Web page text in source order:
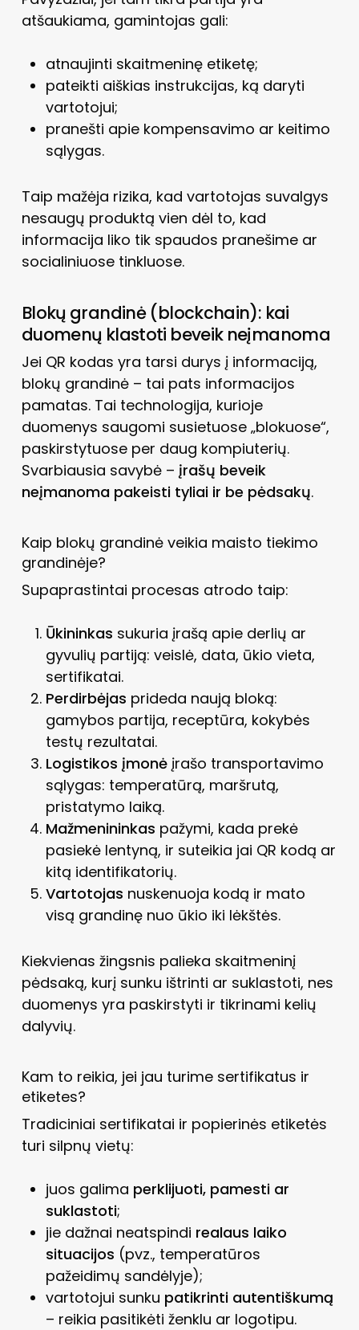
atšaukiama, gamintojas gali:
atnaujinti skaitmeninę etiketę;
pateikti aiškias instrukcijas, ką daryti
vartotojui;
pranešti apie kompensavimo ar keitimo
sąlygas.
Taip mažėja rizika, kad vartotojas suvalgys
nesaugų produktą vien dėl to, kad
informacija liko tik spaudos pranešime ar
socialiniuose tinkluose.
Blokų grandinė (blockchain): kai
duomenų klastoti beveik neįmanoma
Jei QR kodas yra tarsi durys į informaciją,
blokų grandinė – tai pats informacijos
pamatas. Tai technologija, kurioje
duomenys saugomi susietuose „blokuose“,
paskirstytuose per daug kompiuterių.
Svarbiausia savybė – įrašų beveik
neįmanoma pakeisti tyliai ir be pėdsakų.
Kaip blokų grandinė veikia maisto tiekimo
grandinėje?
Supaprastintai procesas atrodo taip:
Ūkininkas sukuria įrašą apie derlių ar
gyvulių partiją: veislė, data, ūkio vieta,
sertifikatai.
Perdirbėjas prideda naują bloką:
gamybos partija, receptūra, kokybės
testų rezultatai.
Logistikos įmonėįrašo transportavimo
sąlygas: temperatūrą, maršrutą,
pristatymo laiką.
Mažmenininkas pažymi, kada prekė
pasiekė lentyną, ir suteikia jai QR kodą ar
kitą identifikatorių.
Vartotojas nuskenuoja kodą ir mato
visą grandinę nuo ūkio iki lėkštės.
Kiekvienas žingsnis palieka skaitmeninį
pėdsaką, kurį sunku ištrinti ar suklastoti, nes
duomenys yra paskirstyti ir tikrinami kelių
dalyvių.
Kam to reikia, jei jau turime sertifikatus ir
etiketes?
Tradiciniai sertifikatai ir popierinės etiketės
turi silpnų vietų:
juos galima perklijuoti, pamesti ar
suklastoti;
jie dažnai neatspindi realaus laiko
situacijos (pvz., temperatūros
pažeidimų sandėlyje);
vartotojui sunku patikrinti autentiškumą
– reikia pasitikėti ženklu ar logotipu.